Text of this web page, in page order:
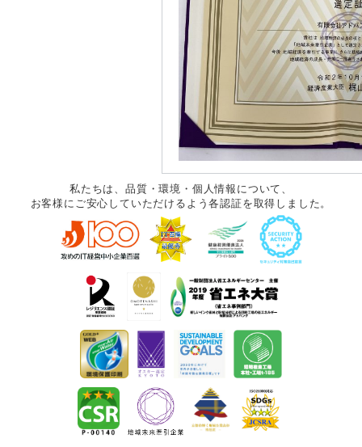
私たちは、品質・環境・個人情報について、
お客様にご安心していただけるよう各認証を取得しました。